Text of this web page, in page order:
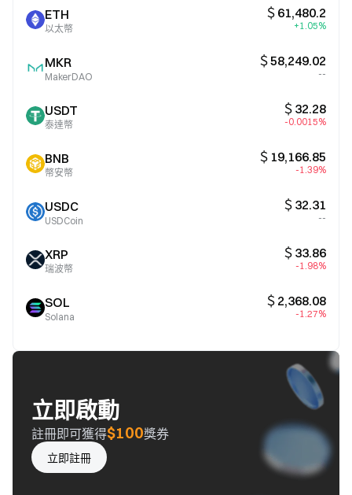
ETH
以太幣
＄61,480.2
+1.05%
MKR
MakerDAO
＄58,249.02
--
USDT
泰達幣
＄32.28
-0.0015%
BNB
幣安幣
＄19,166.85
-1.39%
USDC
USDCoin
＄32.31
--
XRP
瑞波幣
＄33.86
-1.98%
SOL
Solana
＄2,368.08
-1.27%
立即啟動
註冊即可獲得$100獎券
立即註冊